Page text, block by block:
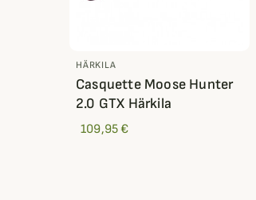
HÄRKILA
Casquette Moose Hunter
2.0 GTX Härkila
109,95 €